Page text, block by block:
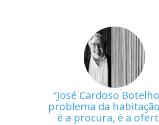
José Cardoso
problema da
é a procura, é a